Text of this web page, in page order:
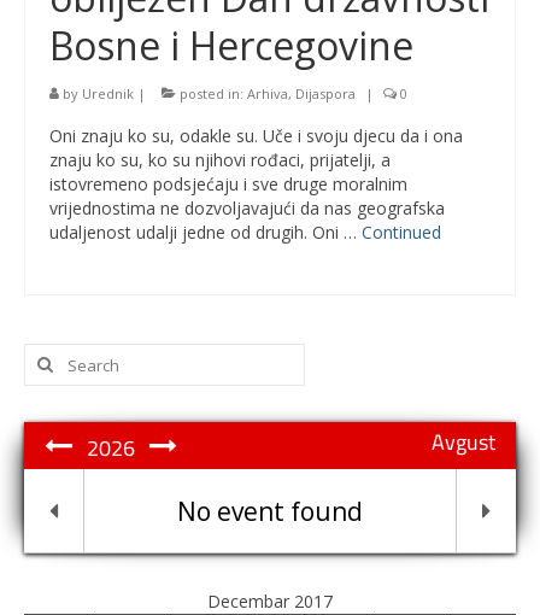
Bosne i Hercegovine
by Urednik | posted in: Arhiva, Dijaspora | 0
Oni znaju ko su, odakle su. Uče i svoju djecu da i ona
znaju ko su, ko su njihovi rođaci, prijatelji, a
istovremeno podsjećaju i sve druge moralnim
vrijednostima ne dozvoljavajući da nas geografska
udaljenost udalji jedne od drugih. Oni … Continued
Search
for:
Avgust
2026
No event found
Decembar 2017